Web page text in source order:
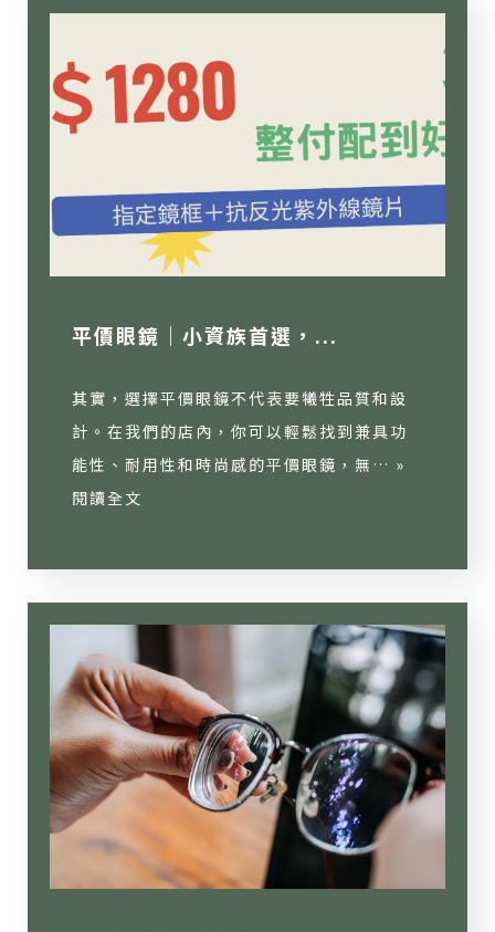
平價眼鏡｜小資族首選，...
其實，選擇平價眼鏡不代表要犧牲品質和設
計。在我們的店內，你可以輕鬆找到兼具功
能性、耐用性和時尚感的平價眼鏡，無… »
閱讀全文